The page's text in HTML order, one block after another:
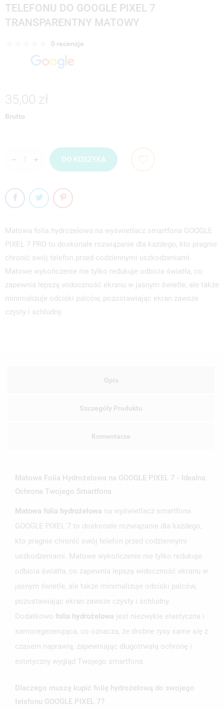
TELEFONU DO GOOGLE PIXEL 7
TRANSPARENTNY MATOWY
0 recenzje
35,00 zł
Brutto
DO KOSZYKA
Matowa folia hydrożelowa na wyświetlacz smartfona GOOGLE
PIXEL 7 PRO to doskonałe rozwiązanie dla każdego, kto pragnie
chronić swój telefon przed codziennymi uszkodzeniami.
Matowe wykończenie nie tylko redukuje odbicia światła, co
zapewnia lepszą widoczność ekranu w jasnym świetle, ale także
minimalizuje odciski palców, pozostawiając ekran zawsze
czysty i schludny.
Opis
Szczegóły Produktu
Komentarze
Matowa Folia Hydrożelowa na GOOGLE PIXEL 7 - Idealna
Ochrona Twojego Smartfona
Matowa folia hydrożelowa na wyświetlacz smartfona
GOOGLE PIXEL 7 to doskonałe rozwiązanie dla każdego,
kto pragnie chronić swój telefon przed codziennymi
uszkodzeniami. Matowe wykończenie nie tylko redukuje
odbicia światła, co zapewnia lepszą widoczność ekranu w
jasnym świetle, ale także minimalizuje odciski palców,
pozostawiając ekran zawsze czysty i schludny.
Dodatkowo folia hydrożelowa jest niezwykle elastyczna i
samoregenerująca, co oznacza, że drobne rysy same się z
czasem naprawią, zapewniając długotrwałą ochronę i
estetyczny wygląd Twojego smartfona.
Dlaczego muszę kupić folię hydrożelową do swojego
telefonu GOOGLE PIXEL 7?